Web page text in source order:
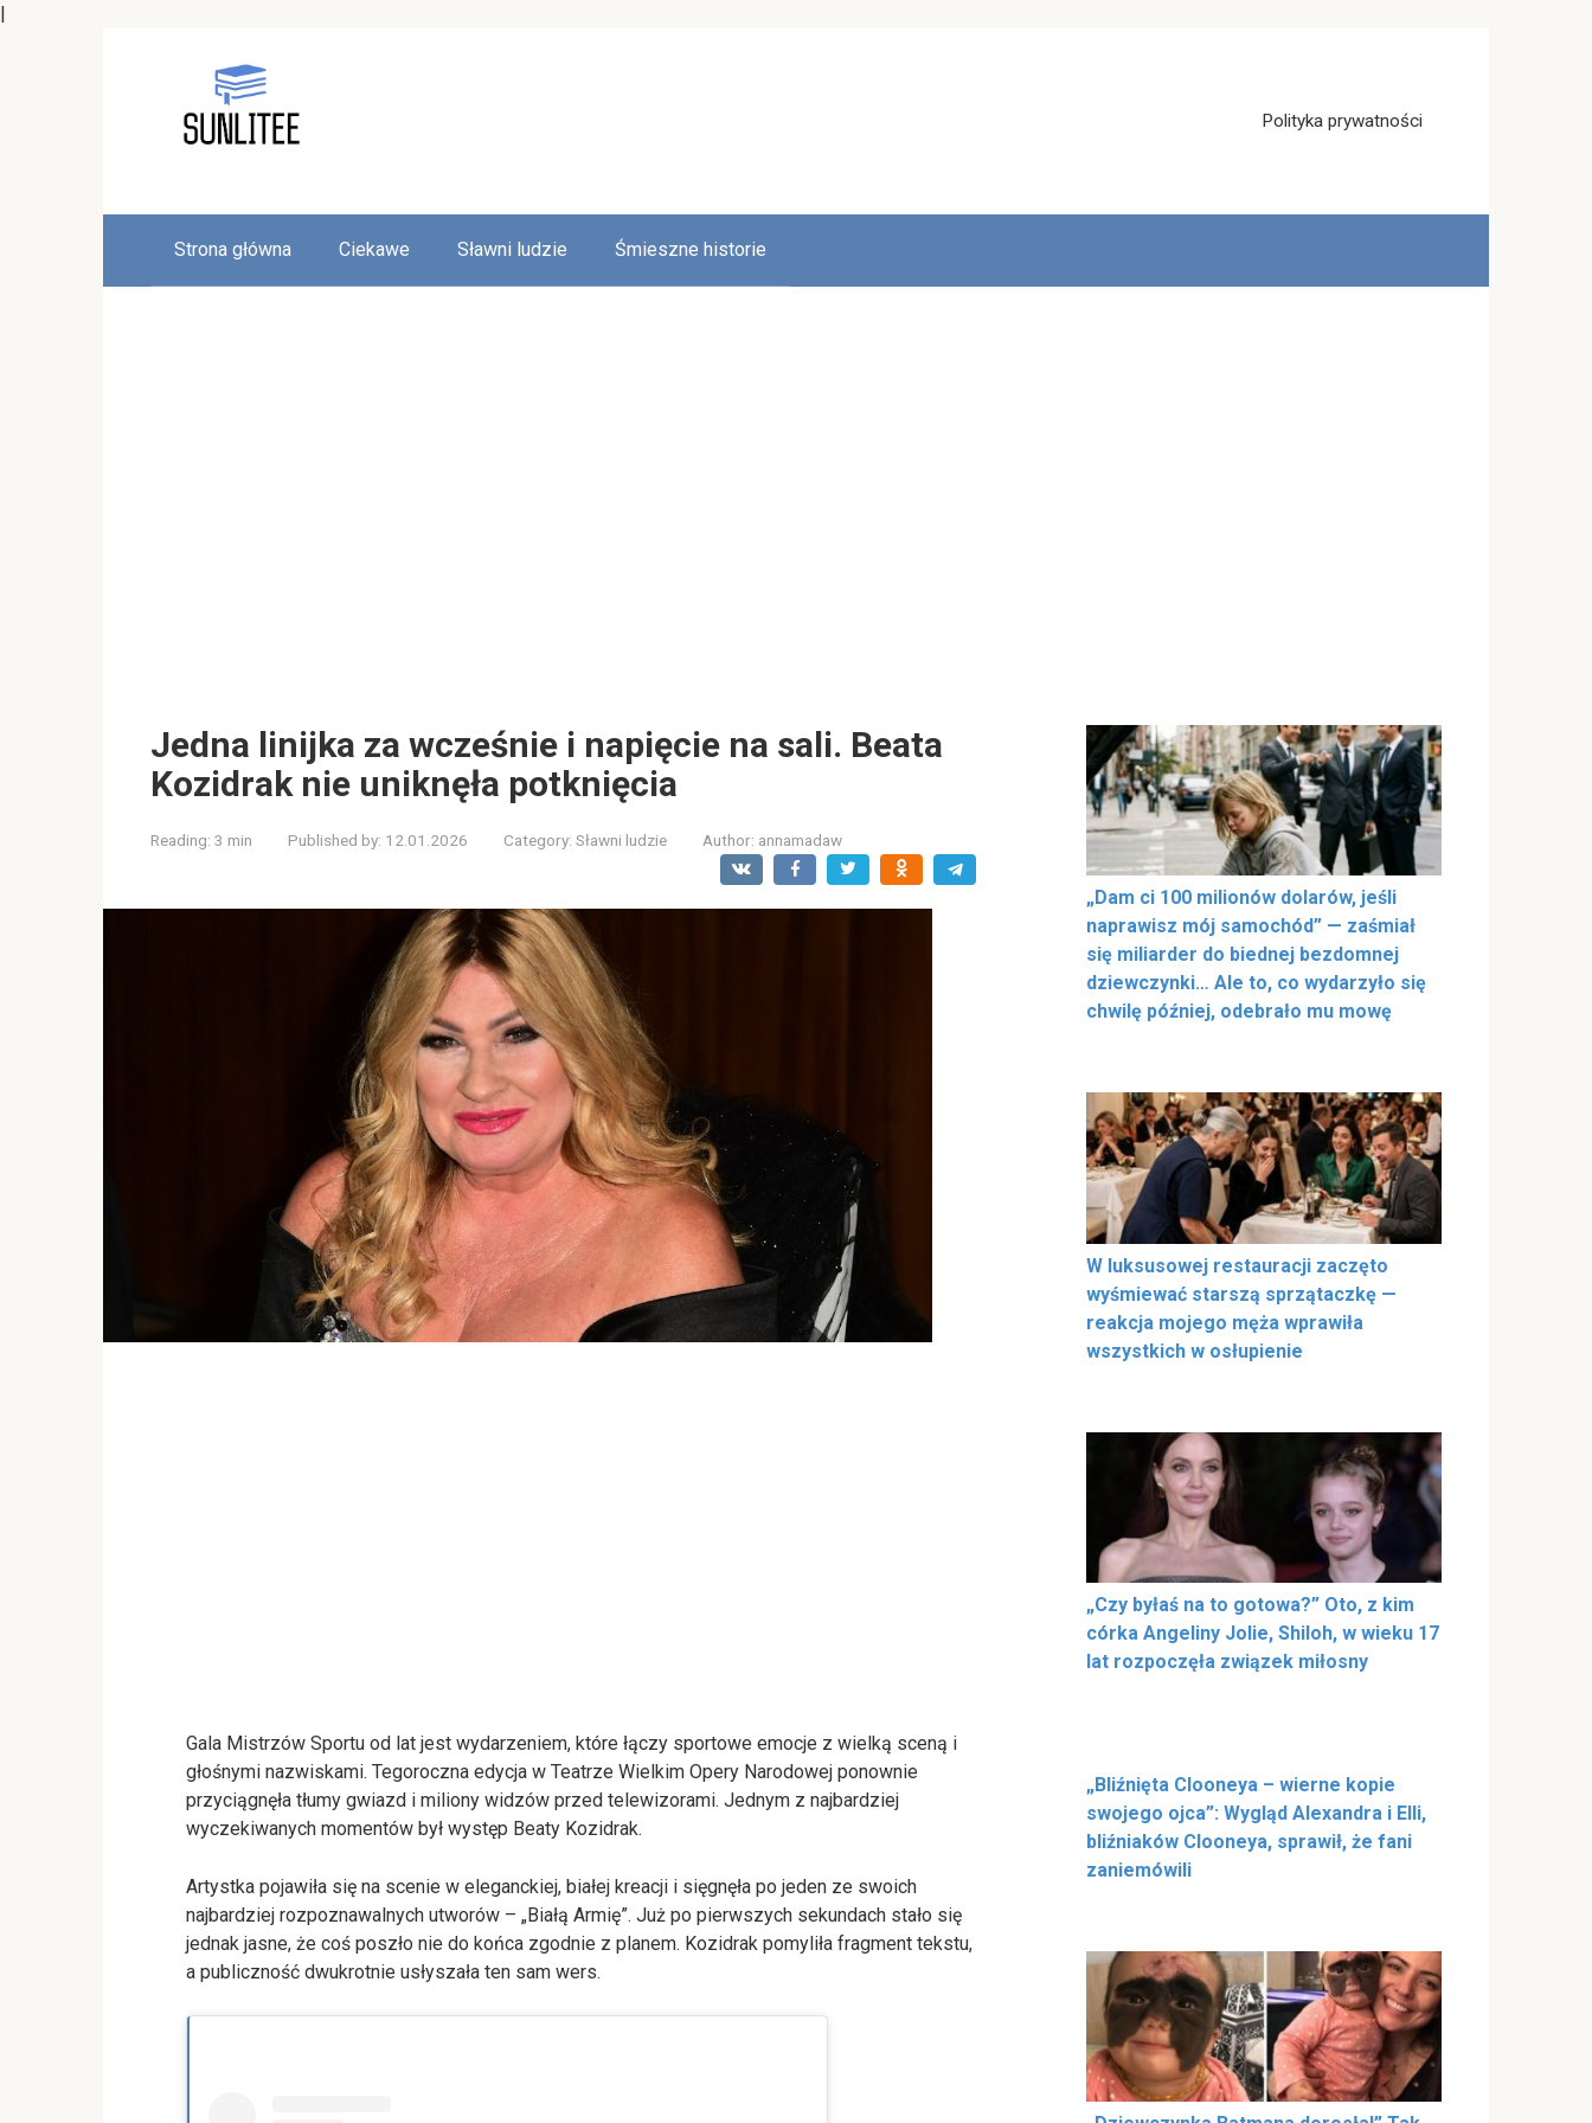
|
Polityka prywatności
Strona główna Ciekawe Sławni ludzie Śmieszne historie
Jedna linijka za wcześnie i napięcie na sali. Beata
Kozidrak nie uniknęła potknięcia
Reading: 3 min Published by: 12.01.2026 Category: Sławni ludzie Author: annamadaw
Gala Mistrzów Sportu od lat jest wydarzeniem, które łączy sportowe emocje z wielką sceną i
głośnymi nazwiskami. Tegoroczna edycja w Teatrze Wielkim Opery Narodowej ponownie
przyciągnęła tłumy gwiazd i miliony widzów przed telewizorami. Jednym z najbardziej
wyczekiwanych momentów był występ Beaty Kozidrak.
Artystka pojawiła się na scenie w eleganckiej, białej kreacji i sięgnęła po jeden ze swoich
najbardziej rozpoznawalnych utworów – „Białą Armię”. Już po pierwszych sekundach stało się
jednak jasne, że coś poszło nie do końca zgodnie z planem. Kozidrak pomyliła fragment tekstu,
a publiczność dwukrotnie usłyszała ten sam wers.
„Dam ci 100 milionów dolarów, jeśli
naprawisz mój samochód” — zaśmiał
się miliarder do biednej bezdomnej
dziewczynki… Ale to, co wydarzyło się
chwilę później, odebrało mu mowę
W luksusowej restauracji zaczęto
wyśmiewać starszą sprzątaczkę —
reakcja mojego męża wprawiła
wszystkich w osłupienie
„Czy byłaś na to gotowa?” Oto, z kim
córka Angeliny Jolie, Shiloh, w wieku 17
lat rozpoczęła związek miłosny
„Bliźnięta Clooneya – wierne kopie
swojego ojca”: Wygląd Alexandra i Elli,
bliźniaków Clooneya, sprawił, że fani
zaniemówili